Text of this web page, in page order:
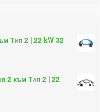
Тип 2 | 22 kW 32
2 към Тип 2 | 22